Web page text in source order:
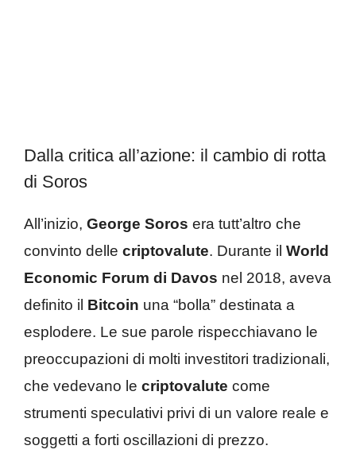
Dalla critica all’azione: il cambio di rotta
di Soros
All’inizio, George Soros era tutt’altro che
convinto delle criptovalute. Durante il World
Economic Forum di Davos nel 2018, aveva
definito il Bitcoin una “bolla” destinata a
esplodere. Le sue parole rispecchiavano le
preoccupazioni di molti investitori tradizionali,
che vedevano le criptovalute come
strumenti speculativi privi di un valore reale e
soggetti a forti oscillazioni di prezzo.